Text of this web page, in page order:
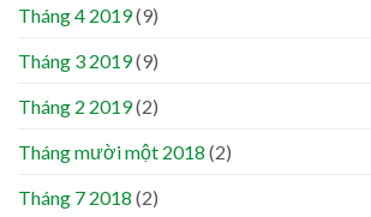
Tháng 4 2019(9)
Tháng 3 2019(9)
Tháng 2 2019(2)
Tháng mười một 2018 (2)
Tháng 7 2018 (2)